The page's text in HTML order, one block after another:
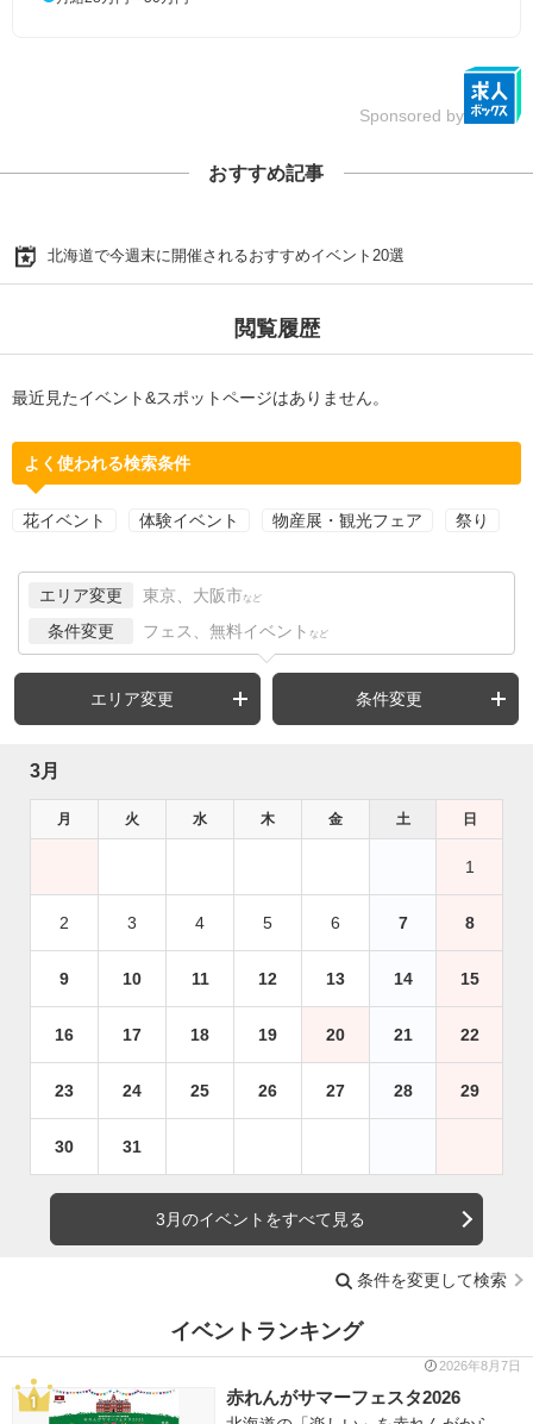
Sponsored by
おすすめ記事
北海道で今週末に開催されるおすすめイベント20選
閲覧履歴
最近見たイベント&スポットページはありません。
よく使われる検索条件
花イベント 体験イベント 物産展・観光フェア 祭り
エリア変更 東京、大阪市 など
条件変更 フェス、無料イベント など
エリア変更 条件変更
3月
月 火 水 木 金 土 日
1
2 3 4 5 6 7 8
9 10 11 12 13 14 15
16 17 18 19 20 21 22
23 24 25 26 27 28 29
30 31
3月のイベントをすべて見る
条件を変更して検索
イベントランキング
2026年8月7日
赤れんがサマーフェスタ2026